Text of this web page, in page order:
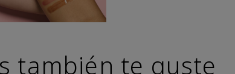
también te guste